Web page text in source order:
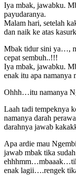
Iya mbak, jawabku.
payudaranya.
Malam hari, setelah
dan naik ke atas
Mbak tidur sini ya…,
cepat sembuh..!!!
Iya mbak, jawabku.
enak itu apa
Ohhh…itu namanya
Laah tadi tempeknya
namanya darah
darahnya jawab
Apa ardie mau
jawab mbak tika
enak lagii….rengek